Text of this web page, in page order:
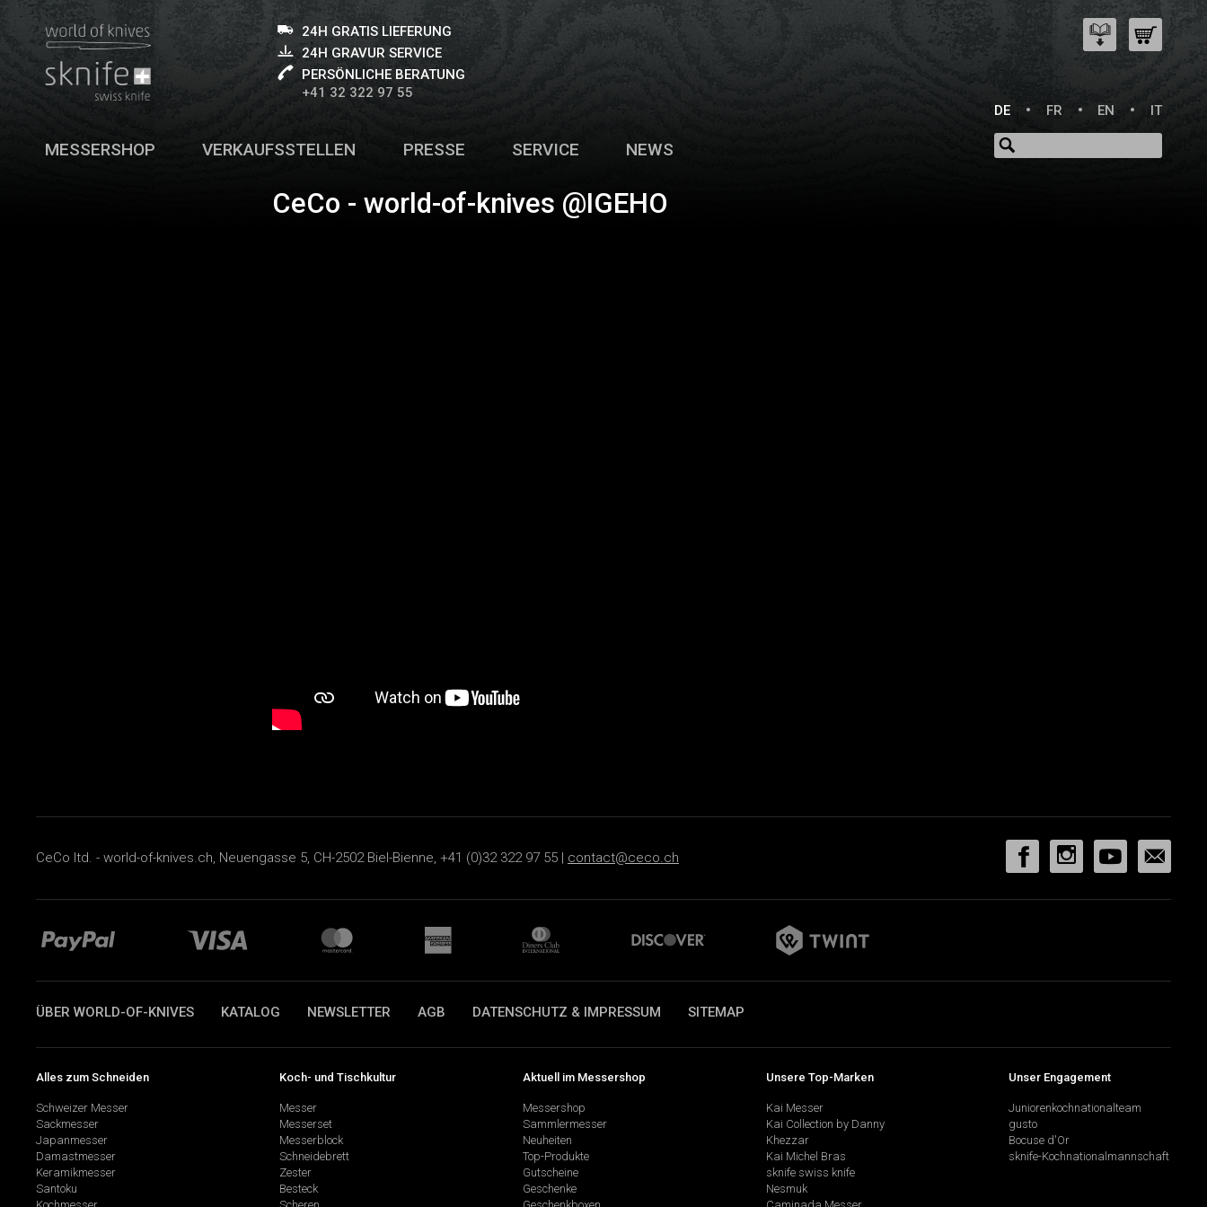
24H GRATIS LIEFERUNG
24H GRAVUR SERVICE
PERSÖNLICHE BERATUNG
+41 32 322 97 55
DE
FR EN IT
MESSERSHOP VERKAUFSSTELLEN PRESSE SERVICE NEWS
CeCo - world-of-knives @IGEHO
CeCo ltd. - world-of-knives.ch, Neuengasse 5, CH-2502 Biel-Bienne, +41 (0)32 322 97 55 | contact@ceco.ch
ÜBER WORLD-OF-KNIVES KATALOG NEWSLETTER AGB DATENSCHUTZ & IMPRESSUM SITEMAP
Alles zum Schneiden
Schweizer Messer
Sackmesser
Japanmesser
Damastmesser
Keramikmesser
Santoku
Koch- und Tischkultur
Messer
Messerset
Messerblock
Schneidebrett
Zester
Besteck
Aktuell im Messershop
Messershop
Sammlermesser
Neuheiten
Top-Produkte
Gutscheine
Geschenke
Unsere Top-Marken
Kai Messer
Kai Collection by Danny
Khezzar
Kai Michel Bras
sknife swiss knife
Nesmuk
Unser Engagement
Juniorenkochnationalteam
gusto
Bocuse d'Or
sknife-Kochnationalmannschaft